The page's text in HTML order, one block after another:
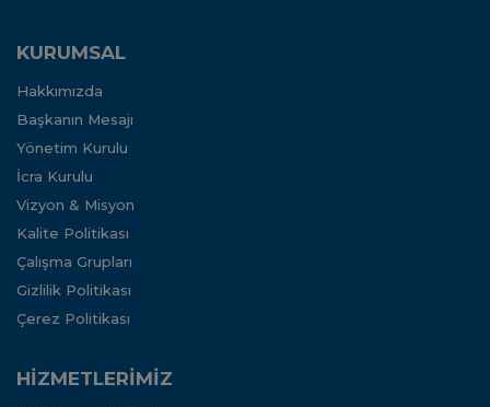
KURUMSAL
Hakkımızda
Başkanın Mesajı
Yönetim Kurulu
İcra Kurulu
Vizyon & Misyon
Kalite Politikası
Çalışma Grupları
Gizlilik Politikası
Çerez Politikası
HİZMETLERİMİZ